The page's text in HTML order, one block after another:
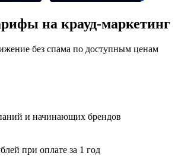
на крауд-маркетинг
без спама по доступным ценам
и начинающих брендов
при оплате за 1 год